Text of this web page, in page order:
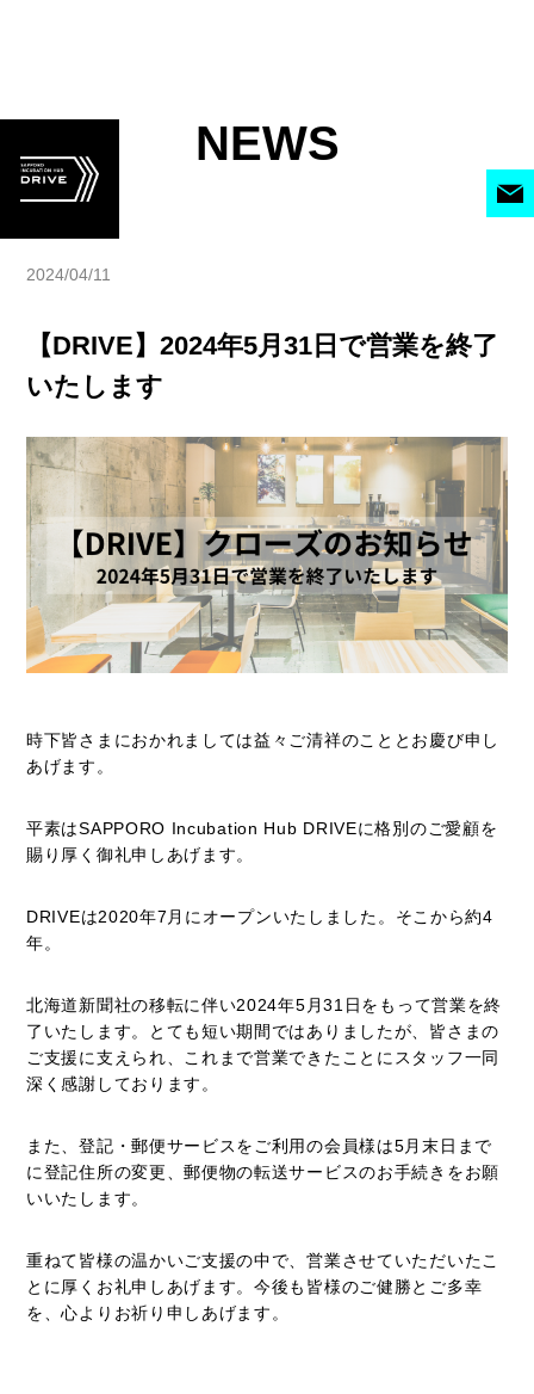
NEWS
2024/04/11
【DRIVE】2024年5月31日で営業を終了
いたします
時下皆さまにおかれましては益々ご清祥のこととお慶び申し
あげます。
平素はSAPPORO Incubation Hub DRIVEに格別のご愛顧を
賜り厚く御礼申しあげます。
DRIVEは2020年7月にオープンいたしました。そこから約4
年。
北海道新聞社の移転に伴い2024年5月31日をもって営業を終
了いたします。とても短い期間ではありましたが、皆さまの
ご支援に支えられ、これまで営業できたことにスタッフ一同
深く感謝しております。
また、登記・郵便サービスをご利用の会員様は5月末日まで
に登記住所の変更、郵便物の転送サービスのお手続きをお願
いいたします。
重ねて皆様の温かいご支援の中で、営業させていただいたこ
とに厚くお礼申しあげます。今後も皆様のご健勝とご多幸
を、心よりお祈り申しあげます。